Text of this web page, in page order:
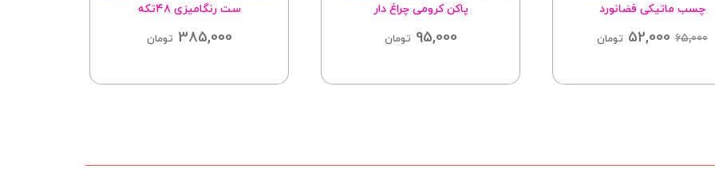
چسب ماتیکی فضانورد
65,000
52,000 تومان
پاکن کرومی چراغ دار
95,000 تومان
ست رنگامیزی ۴۸تکه
385,000 تومان